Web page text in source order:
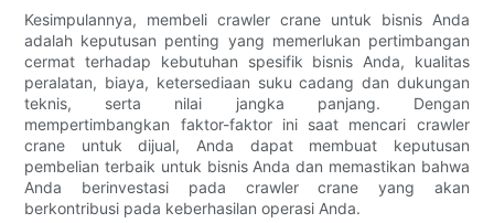
Kesimpulannya, membeli crawler crane untuk bisnis Anda
adalah keputusan penting yang memerlukan pertimbangan
cermat terhadap kebutuhan spesifik bisnis Anda, kualitas
peralatan, biaya, ketersediaan suku cadang dan dukungan
teknis, serta nilai jangka panjang. Dengan
mempertimbangkan faktor-faktor ini saat mencari crawler
crane untuk dijual, Anda dapat membuat keputusan
pembelian terbaik untuk bisnis Anda dan memastikan bahwa
Anda berinvestasi pada crawler crane yang akan
berkontribusi pada keberhasilan operasi Anda.